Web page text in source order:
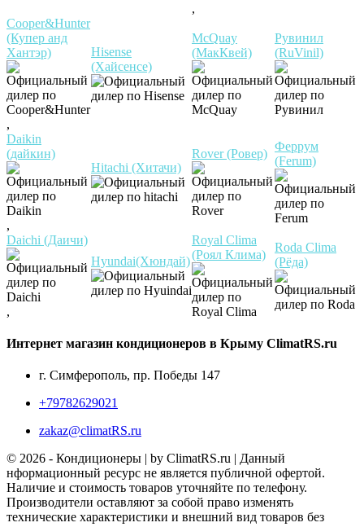
,
Cooper&Hunter
(Купер анд
Хантэр)
,
Hisense
(Хайсенсе)
McQuay
(МакКвей)
Рувинил
(RuVinil)
Daikin
(дайкин)
,
Hitachi (Хитачи)
Rover (Ровер)
Феррум
(Ferum)
Daichi (Даичи)
,
Hyundai(Хюндай)
Royal Clima
(Роял Клима)
Roda Clima
(Рёда)
Интернет магазин кондиционеров в Крыму ClimatRS.ru
г. Симферополь, пр. Победы 147
+79782629021
zakaz@climatRS.ru
© 2026 - Кондиционеры | by ClimatRS.ru | Данный
нформационный ресурс не является публичной офертой.
Наличие и стоимость товаров уточняйте по телефону.
Производители оставляют за собой право изменять
технические характеристики и внешний вид товаров без